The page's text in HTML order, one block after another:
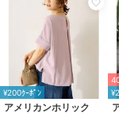
加工が難しい場合が
ださい
【Wpc.（ダブリュピ
『新たな可能性を生
発の傘ブランド。※モ
て見える場合がござ
¥200ｸｰﾎﾟﾝ
アメリカンホリック